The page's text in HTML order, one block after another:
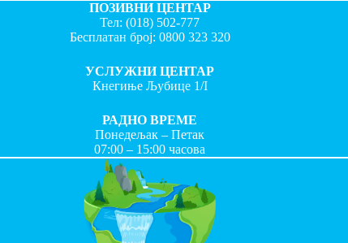
ПОЗИВНИ ЦЕНТАР
Тел:(018) 502-777
Бесплатан број: 0800 323 320
УСЛУЖНИ ЦЕНТАР
Кнегиње Љубице 1/I
РАДНО ВРЕМЕ
Понедељак – Петак
07:00 – 15:00 часова